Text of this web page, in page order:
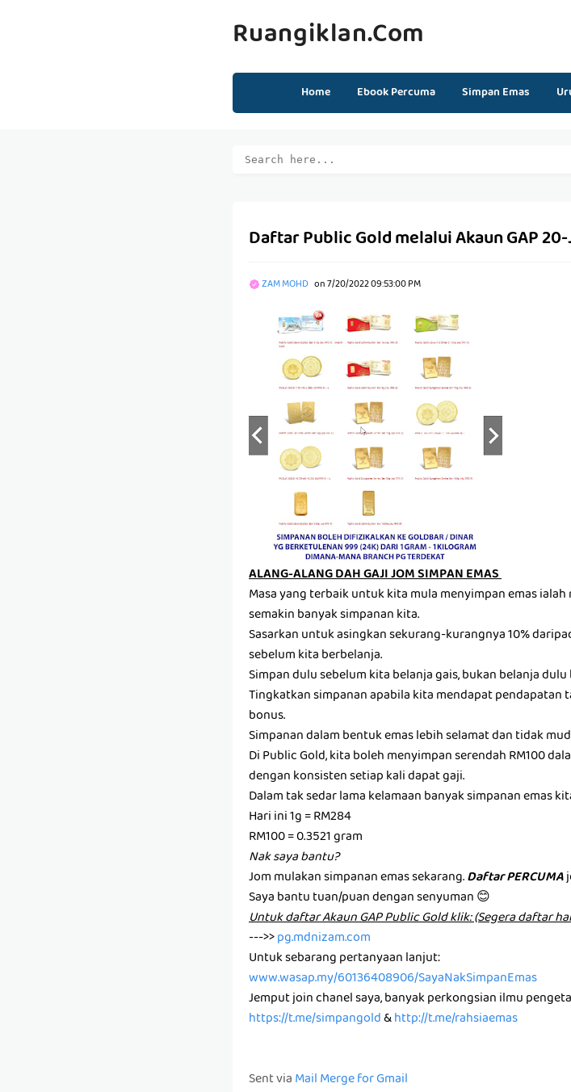
Ruangiklan.com
Home Ebook Percuma Simpan Emas
Daftar Public Gold melalui Akaun GAP
ZAM MOHD on7/20/2022 09:53:00 PM
ALANG-ALANG DAH GAJI JOM SIMPAN EMAS
Masa yang terbaik untuk kita mula menyimpan emas
semakin banyak simpanan kita.
Sasarkan untuk asingkan sekurang-kurangnya 10%
sebelum kita berbelanja.
Simpan dulu sebelum kita belanja gais, bukan belanja
Tingkatkan simpanan apabila kita mendapat pendapatan
bonus.
Simpanan dalam bentuk emas lebih selamat dan tidak
Di Public Gold, kita boleh menyimpan serendah RM100
dengan konsisten setiap kali dapat gaji.
Dalam tak sedar lama kelamaan banyak simpanan emas
Hari ini 1g = RM284
RM100 = 0.3521 gram
Nak saya bantu?
Jom mulakan simpanan emas sekarang.Daftar PERCUMA
Saya bantu tuan/puan dengan senyuman 😊
U͏n͏t͏u͏k͏ d͏a͏f͏t͏a͏r͏ A͏k͏a͏u͏n͏ G͏A͏P͏ P͏u͏b͏l͏i͏c͏ G͏o͏l͏d͏ k͏l͏i͏k͏: (Segera daftar
--->>pg.mdnizam.com
Untuk sebarang pertanyaan lanjut:
www.wasap.my/60136408906/SayaNakSimpanEmas
Jemput join chanel saya, banyak perkongsian ilmu
https://t.me/simpangold&http://t.me/rahsiaemas
Sent viaMail Merge for Gmail